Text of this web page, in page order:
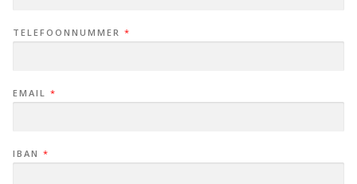
TELEFOONNUMMER *
EMAIL *
IBAN *